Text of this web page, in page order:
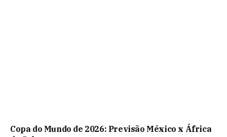
Copa do Mundo de 2026: Previsão México x África